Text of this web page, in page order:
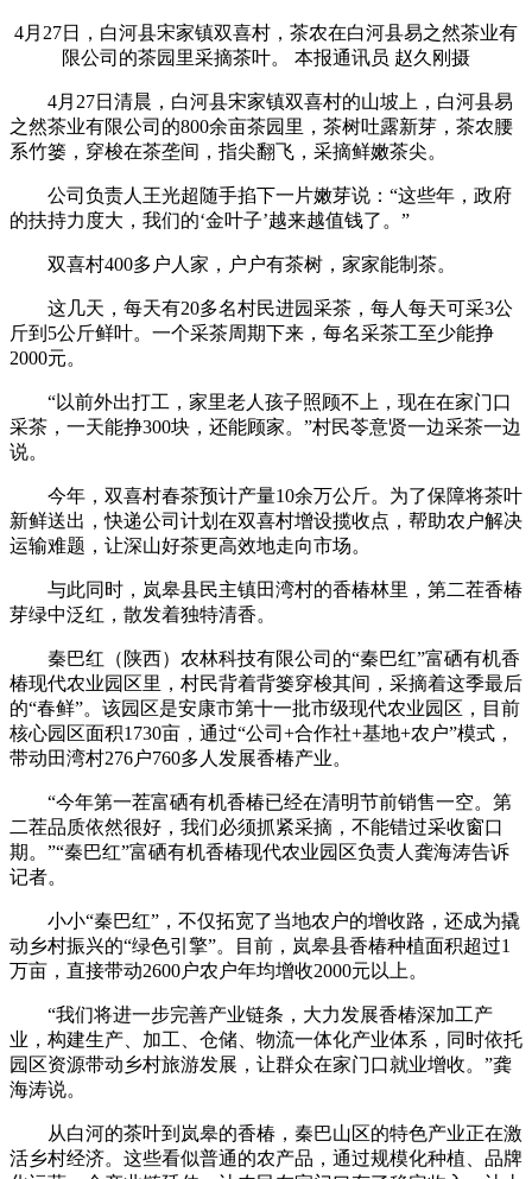
4月27日，白河县宋家镇双喜村，茶农在白河县易之然茶业有
限公司的茶园里采摘茶叶。 本报通讯员 赵久刚摄
4月27日清晨，白河县宋家镇双喜村的山坡上，白河县易
之然茶业有限公司的800余亩茶园里，茶树吐露新芽，茶农腰
系竹篓，穿梭在茶垄间，指尖翻飞，采摘鲜嫩茶尖。
公司负责人王光超随手掐下一片嫩芽说：“这些年，政府
的扶持力度大，我们的‘金叶子’越来越值钱了。”
双喜村400多户人家，户户有茶树，家家能制茶。
这几天，每天有20多名村民进园采茶，每人每天可采3公
斤到5公斤鲜叶。一个采茶周期下来，每名采茶工至少能挣
2000元。
“以前外出打工，家里老人孩子照顾不上，现在在家门口
采茶，一天能挣300块，还能顾家。”村民苓意贤一边采茶一边
说。
今年，双喜村春茶预计产量10余万公斤。为了保障将茶叶
新鲜送出，快递公司计划在双喜村增设揽收点，帮助农户解决
运输难题，让深山好茶更高效地走向市场。
与此同时，岚皋县民主镇田湾村的香椿林里，第二茬香椿
芽绿中泛红，散发着独特清香。
秦巴红（陕西）农林科技有限公司的“秦巴红”富硒有机香
椿现代农业园区里，村民背着背篓穿梭其间，采摘着这季最后
的“春鲜”。该园区是安康市第十一批市级现代农业园区，目前
核心园区面积1730亩，通过“公司+合作社+基地+农户”模式，
带动田湾村276户760多人发展香椿产业。
“今年第一茬富硒有机香椿已经在清明节前销售一空。第
二茬品质依然很好，我们必须抓紧采摘，不能错过采收窗口
期。”“秦巴红”富硒有机香椿现代农业园区负责人龚海涛告诉
记者。
小小“秦巴红”，不仅拓宽了当地农户的增收路，还成为撬
动乡村振兴的“绿色引擎”。目前，岚皋县香椿种植面积超过1
万亩，直接带动2600户农户年均增收2000元以上。
“我们将进一步完善产业链条，大力发展香椿深加工产
业，构建生产、加工、仓储、物流一体化产业体系，同时依托
园区资源带动乡村旅游发展，让群众在家门口就业增收。”龚
海涛说。
从白河的茶叶到岚皋的香椿，秦巴山区的特色产业正在激
活乡村经济。这些看似普通的农产品，通过规模化种植、品牌